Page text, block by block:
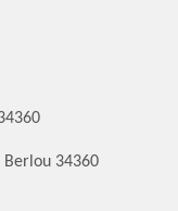
34360